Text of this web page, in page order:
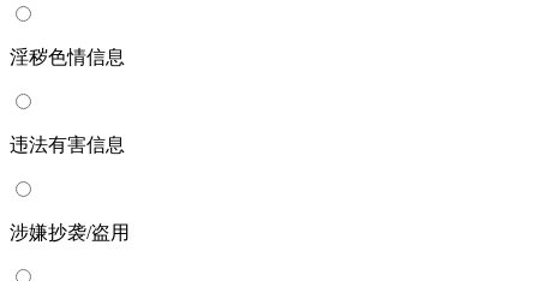
淫秽色情信息
违法有害信息
涉嫌抄袭/盗用